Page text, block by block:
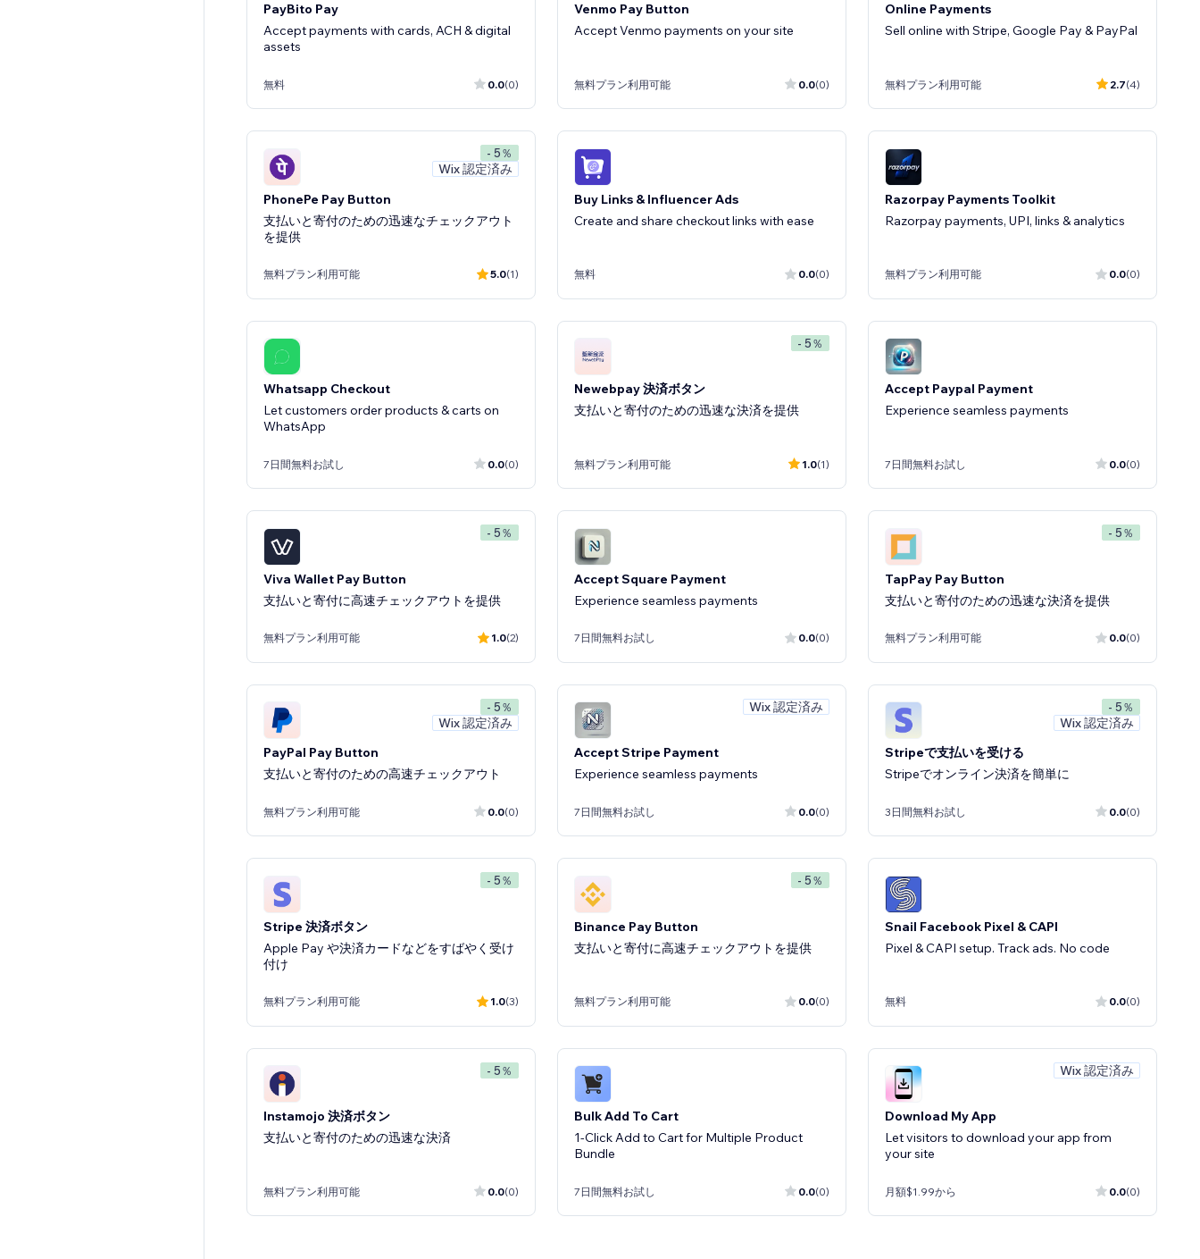
PayBito Pay
Accept payments with cards, ACH & digital
assets
無料 0.0(0)
Venmo Pay Button
Accept Venmo payments on your site
無料プラン利用可能 0.0(0)
Online Payments
Sell online with Stripe, Google Pay & PayPal
無料プラン利用可能 2.7(4)
- 5％
Wix 認定済み
PhonePe Pay Button
支払いと寄付のための迅速なチェックアウト
を提供
無料プラン利用可能 5.0(1)
Buy Links & Influencer Ads
Create and share checkout links with ease
無料 0.0(0)
Razorpay Payments Toolkit
Razorpay payments, UPI, links & analytics
無料プラン利用可能 0.0(0)
Whatsapp Checkout
Let customers order products & carts on
WhatsApp
7日間無料お試し 0.0(0)
- 5％
Newebpay 決済ボタン
支払いと寄付のための迅速な決済を提供
無料プラン利用可能 1.0(1)
Accept Paypal Payment
Experience seamless payments
7日間無料お試し 0.0(0)
- 5％
Viva Wallet Pay Button
支払いと寄付に高速チェックアウトを提供
無料プラン利用可能 1.0(2)
Accept Square Payment
Experience seamless payments
7日間無料お試し 0.0(0)
- 5％
TapPay Pay Button
支払いと寄付のための迅速な決済を提供
無料プラン利用可能 0.0(0)
- 5％
Wix 認定済み
PayPal Pay Button
支払いと寄付のための高速チェックアウト
無料プラン利用可能 0.0(0)
Wix 認定済み
Accept Stripe Payment
Experience seamless payments
7日間無料お試し 0.0(0)
- 5％
Wix 認定済み
Stripeで支払いを受ける
Stripeでオンライン決済を簡単に
3日間無料お試し 0.0(0)
- 5％
Stripe 決済ボタン
Apple Pay や決済カードなどをすばやく受け
付け
無料プラン利用可能 1.0(3)
- 5％
Binance Pay Button
支払いと寄付に高速チェックアウトを提供
無料プラン利用可能 0.0(0)
Snail Facebook Pixel & CAPI
Pixel & CAPI setup. Track ads. No code
無料 0.0(0)
- 5％
Instamojo 決済ボタン
支払いと寄付のための迅速な決済
無料プラン利用可能 0.0(0)
Bulk Add To Cart
1-Click Add to Cart for Multiple Product
Bundle
7日間無料お試し 0.0(0)
Wix 認定済み
Download My App
Let visitors to download your app from
your site
月額$1.99から 0.0(0)